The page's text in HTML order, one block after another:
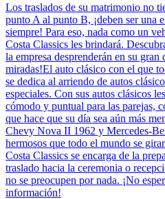
Los traslados de su matrimonio no
punto A al punto B, ¡deben ser una
siempre! Para eso, nada como un
Costa Classics les brindará.
la empresa desprenderán en su gran
miradas!El auto clásico con el que
se dedica al arriendo de autos
especiales. Con sus autos clásicos
cómodo y puntual para las parejas,
que hace que su día sea aún más
Chevy Nova II 1962 y Mercedes-
hermosos que todo el mundo se
Costa Classics se encarga de la
traslado hacia la ceremonia o
no se preocupen por nada. ¡No
información!